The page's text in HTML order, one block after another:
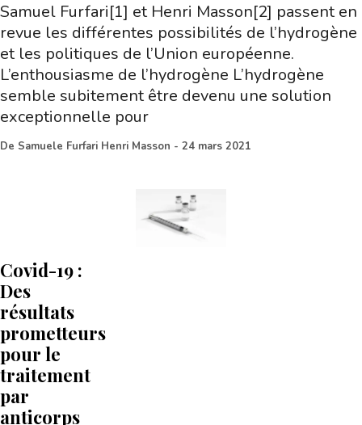
Samuel Furfari[1] et Henri Masson[2] passent en
revue les différentes possibilités de l’hydrogène
et les politiques de l’Union européenne.
L’enthousiasme de l’hydrogène L’hydrogène
semble subitement être devenu une solution
exceptionnelle pour
De Samuele Furfari Henri Masson - 24 mars 2021
Covid-19 :
Des
résultats
prometteurs
pour le
traitement
par
anticorps